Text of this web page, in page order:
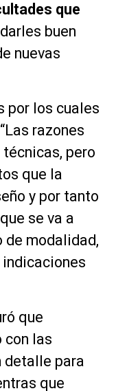
que
buen
nuevas
por los cuales
razones
pero
que la
y por tanto
se va a
de modalidad,
que
con las
detalle para
que